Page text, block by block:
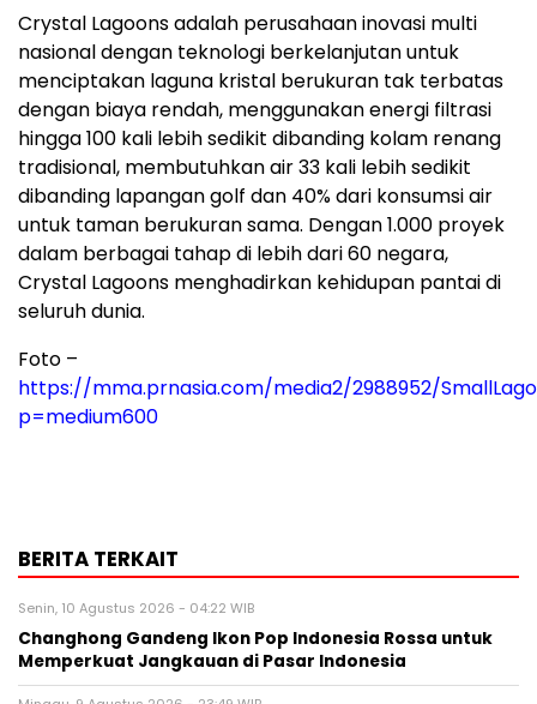
Crystal Lagoons adalah perusahaan inovasi multi
nasional dengan teknologi berkelanjutan untuk
menciptakan laguna kristal berukuran tak terbatas
dengan biaya rendah, menggunakan energi filtrasi
hingga 100 kali lebih sedikit dibanding kolam renang
tradisional, membutuhkan air 33 kali lebih sedikit
dibanding lapangan golf dan 40% dari konsumsi air
untuk taman berukuran sama. Dengan 1.000 proyek
dalam berbagai tahap di lebih dari 60 negara,
Crystal Lagoons menghadirkan kehidupan pantai di
seluruh dunia.
Foto –
https://mma.prnasia.com/media2/2988952/
p=medium600
BERITA TERKAIT
Senin, 10 Agustus 2026 - 04:22 WIB
Changhong Gandeng Ikon Pop Indonesia Rossa untuk
Memperkuat Jangkauan di Pasar Indonesia